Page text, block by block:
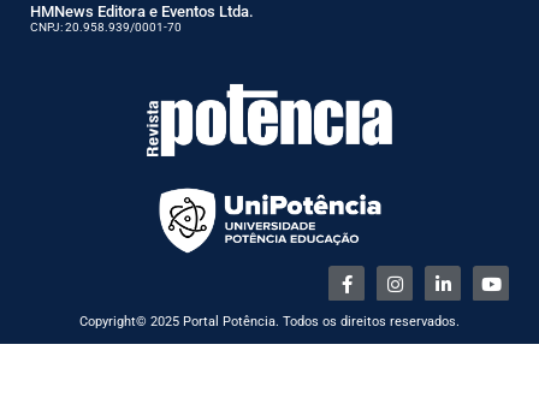
HMNews Editora e Eventos Ltda.
CNPJ: 20.958.939/0001-70
Copyright© 2025 Portal Potência. Todos os direitos reservados.